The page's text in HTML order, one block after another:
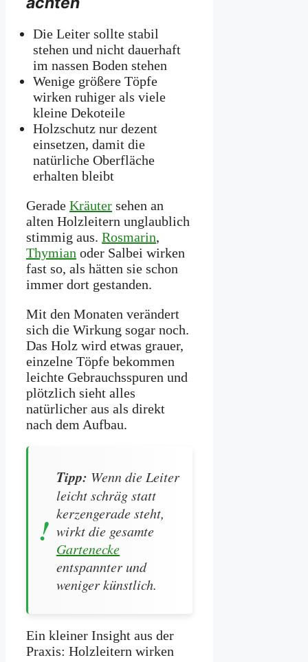
Die Leiter sollte stabil
stehen und nicht dauerhaft
im nassen Boden stehen
Wenige größere Töpfe
wirken ruhiger als viele
kleine Dekoteile
Holzschutz nur dezent
einsetzen, damit die
natürliche Oberfläche
erhalten bleibt
Gerade Kräuter sehen an
alten Holzleitern unglaublich
stimmig aus. Rosmarin,
Thymian oder Salbei wirken
fast so, als hätten sie schon
immer dort gestanden.
Mit den Monaten verändert
sich die Wirkung sogar noch.
Das Holz wird etwas grauer,
einzelne Töpfe bekommen
leichte Gebrauchsspuren und
plötzlich sieht alles
natürlicher aus als direkt
nach dem Aufbau.
Tipp: Wenn die Leiter
leicht schräg statt
kerzengerade steht,
wirkt die gesamte
Gartenecke
entspannter und
weniger künstlich.
Ein kleiner Insight aus der
Praxis: Holzleitern wirken